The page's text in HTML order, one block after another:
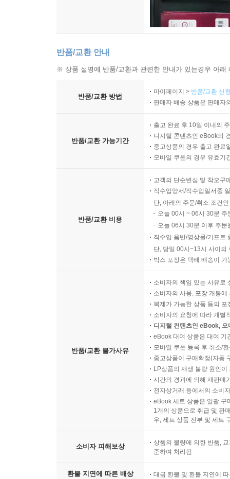
반품/교환 안내
※ 상품 설명에 반품/교환과 관련한 안내가 있는경우 아
반품/교환 방법
마이페이지 > 반품/교환 신
판매자 배송 상품은 판매자
반품/교환 가능기간
출고 완료 후 10일 이내의
디지털 콘텐츠인 eBook의
중고상품의 경우 출고 완료
모바일 쿠폰의 경우 유효기
반품/교환 비용
고객의 단순변심 및 착오구
직수입양서/직수입일서중
단, 아래의 주문/취소 조건
오늘 00시 ~ 06시 30분
오늘 06시 30분 이후 주
직수입 음반/영상물/기프트
단, 당일 00시~13시 사이의
박스 포장은 택배 배송이
반품/교환 불가사유
소비자의 책임 있는 사유로
소비자의 사용, 포장 개봉
복제가 가능한 상품 등의
소비자의 요청에 따라 개별
디지털 컨텐츠인 eBook,
eBook 대여 상품은 대여 기
모바일 쿠폰 등록 후 취소/
중고상품이 구매확정(자동
LP상품의 재생 불량 원인
시간의 경과에 의해 재판매
전자상거래 등에서의 소비
eBook 세트 상품은 일괄 구
1개의 상품으로 취급 및 판
우, 세트 상품 전부 및 세트
소비자 피해보상
상품의 불량에 의한 반품,
준하여 처리됨
환불 지연에 따른 배상 대금 환불 및 환불 지연에